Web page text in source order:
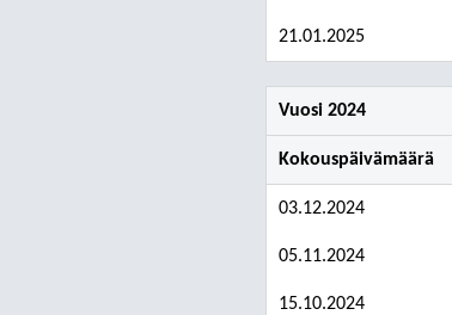
21.01.2025
Vuosi 2024
Kokouspäivämäärä
03.12.2024
05.11.2024
15.10.2024